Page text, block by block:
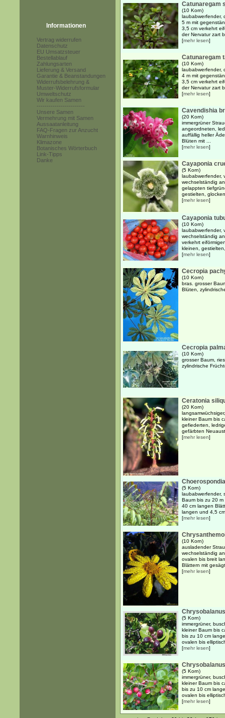
Informationen
Vertrag widerrufen
Datenschutz
EU Umsatzsteuer
Bestellablauf
Zahlungsarten
Lieferung & Versand
Garantie & Beanstandungen
Widerrufsbelehrung &
Muster-Widerrufsformular
Umweltschutz
Wir kaufen Samen
------------------------
Unsere Samen
Vermehrung mit Samen
Aussaatanleitung
FAQ-Fragen zur Anzucht
Warnhinweis
Klimazone
Botanisches Wörterbuch
Link-Tipps
Danke
Catunaregam
(10 Korn)
laubabwerfender,
5 m mit
3,5 cm verkehrt
der Nervatur zart
[mehr lesen]
Catunaregam
(10 Korn)
laubabwerfender,
4 m mit
3,5 cm verkehrt
der Nervatur zart
[mehr lesen]
Cavendishia
(20 Korn)
immergrüner
angeordneten,
auffällig heller
Blüten mit ...
[mehr lesen]
Cayaponia
(5 Korn)
laubabwerfender,
wechselständig
gelappten
gestielten,
[mehr lesen]
Cayaponia
(10 Korn)
laubabwerfender,
wechselständig
verkehrt
kleinen,
[mehr lesen]
Cecropia
(10 Korn)
bras. grosser
Blüten,
Cecropia
(10 Korn)
grosser Baum,
zylindrische
Ceratonia
(20 Korn)
kleiner Baum bis
gefiederten,
gefärbten
[mehr lesen]
(5 Korn)
laubabwerfender,
Baum bis zu 20
40 cm langen
langen und 4,5
[mehr lesen]
(10 Korn)
ausladender
wechselständig
ovalen bis breit
Blättern mit
[mehr lesen]
(5 Korn)
immergrüner,
kleiner Baum bis
bis zu 10 cm
ovalen bis
[mehr lesen]
(5 Korn)
immergrüner,
kleiner Baum bis
bis zu 10 cm
ovalen bis
[mehr lesen]